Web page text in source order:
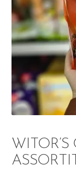
DETERGENT
SOLUȚII